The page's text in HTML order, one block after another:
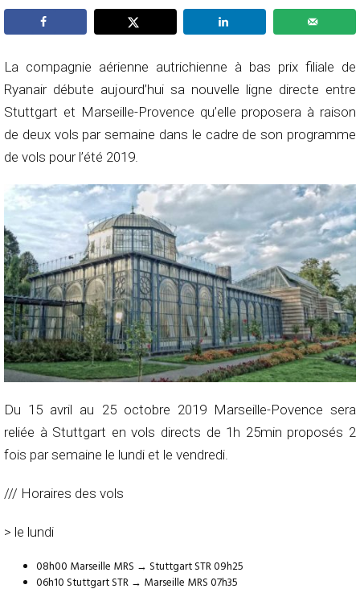
La compagnie aérienne autrichienne à bas prix filiale de
Ryanair débute aujourd’hui sa nouvelle ligne directe entre
Stuttgart et Marseille-Provence qu’elle proposera à raison
de deux vols par semaine dans le cadre de son programme
de vols pour l’été 2019.
Du 15 avril au 25 octobre 2019 Marseille-Povence sera
reliée à Stuttgart en vols directs de 1h 25min proposés 2
fois par semaine le lundi et le vendredi.
/// Horaires des vols
> le lundi
08h00 Marseille MRS → Stuttgart STR 09h25
06h10 Stuttgart STR → Marseille MRS 07h35